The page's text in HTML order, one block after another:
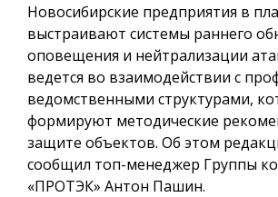
Новосибирские предприятия в
выстраивают системы раннего
оповещения и нейтрализации
ведется во взаимодействии с
ведомственными структурами,
формируют методические
защите объектов. Об этом
сообщил топ-менеджер Группы
«ПРОТЭК» Антон Пашин.